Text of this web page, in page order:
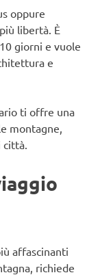
oppure
libertà. È
giorni e vuole
e
ti offre una
montagne,
affascinanti
richiede